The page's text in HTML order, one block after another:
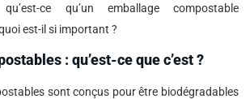
ce qu’un emballage compostable
est-il si important ?
: qu’est-ce que c’est ?
sont conçus pour être biodégradables